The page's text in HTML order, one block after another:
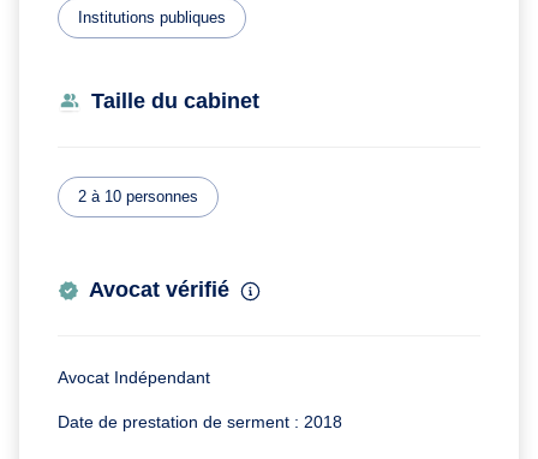
Institutions publiques
Taille du cabinet
2 à 10 personnes
Avocat vérifié
Avocat Indépendant
Date de prestation de serment : 2018